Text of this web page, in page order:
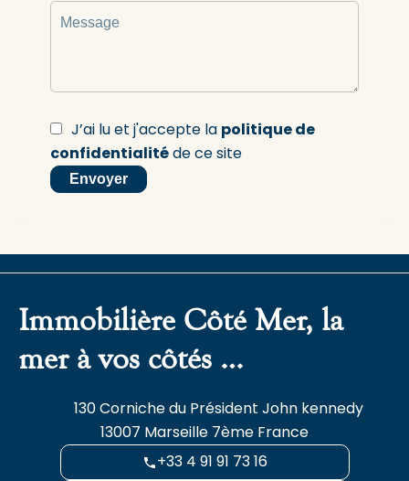
J’ai lu et j'accepte la politique de
confidentialitéde ce site
Envoyer
Immobilière Côté Mer, la
mer à vos côtés …
130 Corniche du Président John kennedy
13007 Marseille 7ème France
+33 4 91 91 73 16